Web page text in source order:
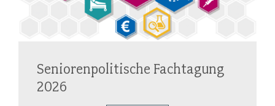
Seniorenpolitische Fachtagung
2026